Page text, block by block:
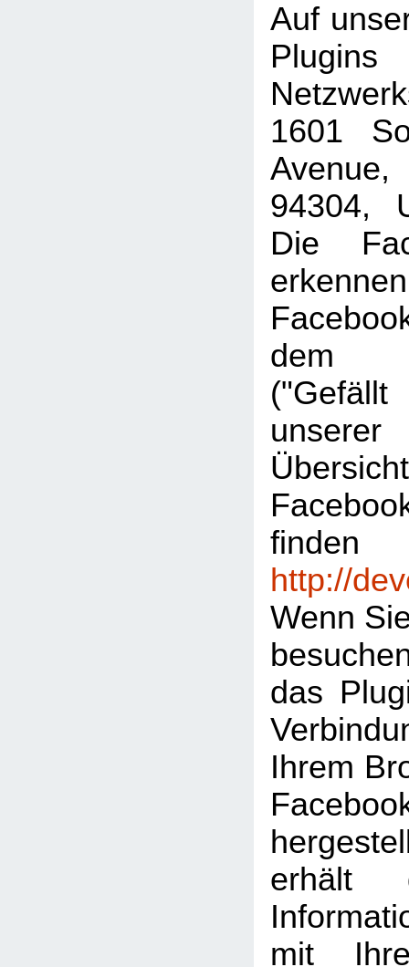
Auf
Plugins
1601
94304,
Die
dem
http://
Wenn
das
Ihrem
erhält
mit